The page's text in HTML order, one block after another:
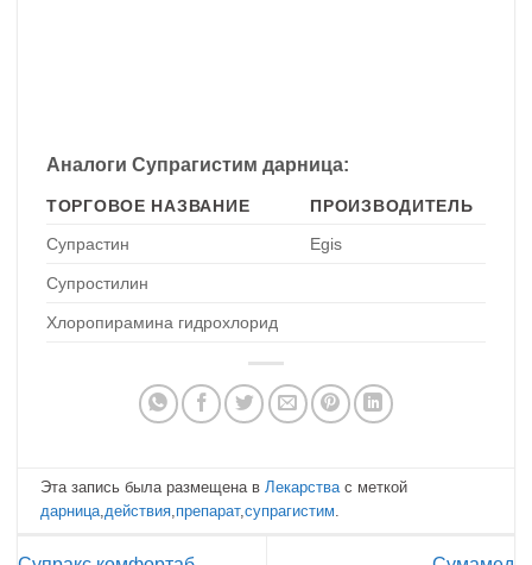
Аналоги Супрагистим дарница:
ТОРГОВОЕ НАЗВАНИЕ
ПРОИЗВОДИТЕЛЬ
Супрастин
Egis
Супростилин
Хлоропирамина гидрохлорид
Эта запись была размещена вЛекарствас меткой
дарница,действия,препарат,супрагистим.